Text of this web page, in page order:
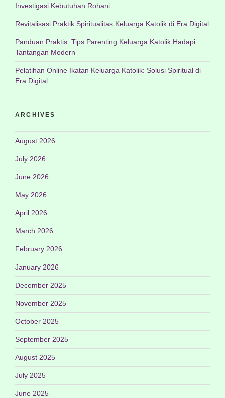
Investigasi Kebutuhan Rohani
Revitalisasi Praktik Spiritualitas Keluarga Katolik di Era Digital
Panduan Praktis: Tips Parenting Keluarga Katolik Hadapi
Tantangan Modern
Pelatihan Online Ikatan Keluarga Katolik: Solusi Spiritual di
Era Digital
ARCHIVES
August 2026
July 2026
June 2026
May 2026
April 2026
March 2026
February 2026
January 2026
December 2025
November 2025
October 2025
September 2025
August 2025
July 2025
June 2025